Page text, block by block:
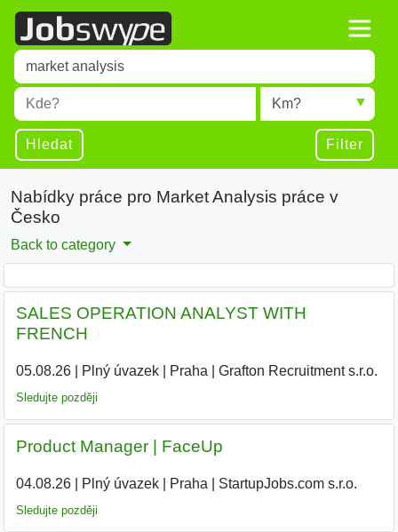
Title
Type 1 or more characters for results.
Místo
Type 1 or more characters for results.
Radius
Hledat Filter
Nabídky práce pro Market Analysis práce v
Česko
Back to category
SALES OPERATION ANALYST WITH
FRENCH
05.08.26| Plný úvazek| Praha Grafton Recruitment s.r.o.
Sledujte později
Product Manager | FaceUp
04.08.26| Plný úvazek| Praha StartupJobs.com s.r.o.
Sledujte později